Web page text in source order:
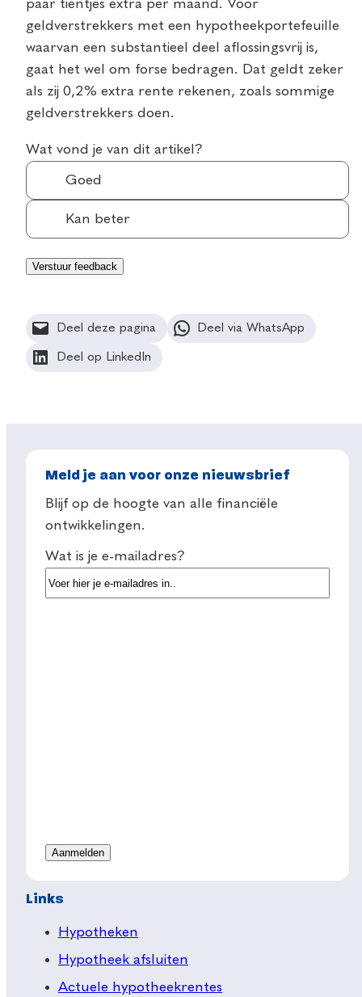
paar tientjes extra per maand. Voor
geldverstrekkers met een hypotheekportefeuille
waarvan een substantieel deel aflossingsvrij is,
gaat het wel om forse bedragen. Dat geldt zeker
als zij 0,2% extra rente rekenen, zoals sommige
geldverstrekkers doen.
Wat vond je van dit artikel?
Goed
Kan beter
Deel deze pagina Deel via WhatsApp
Deel op LinkedIn
Meld je aan voor onze nieuwsbrief
Blijf op de hoogte van alle financiële
ontwikkelingen.
Wat is je e-mailadres?
Links
Hypotheken
Hypotheek afsluiten
Actuele hypotheekrentes